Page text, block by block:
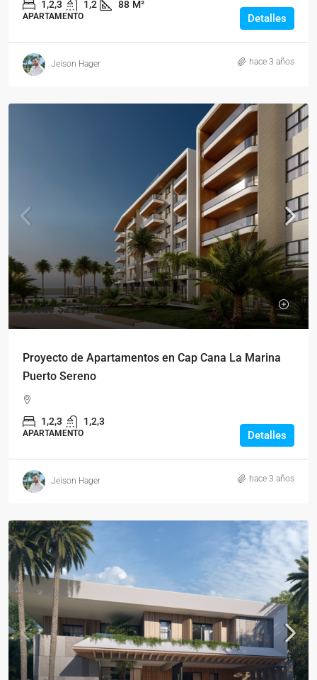
1,2,3 1,2 88 M²
APARTAMENTO Detalles
Jeison Hager hace 3 años
Desde$277,750
Proyecto de Apartamentos en Cap Cana La Marina
Puerto Sereno
1,2,3 1,2,3
APARTAMENTO Detalles
Jeison Hager hace 3 años